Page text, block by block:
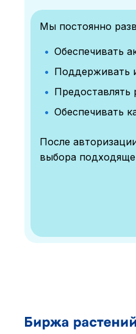
Мы постоянно
Обеспечивать
Поддерживать
Обеспечивать
После
выбора